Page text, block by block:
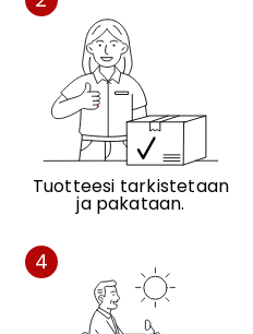
Tuotteesi tarkistetaan
ja pakataan.
4